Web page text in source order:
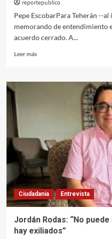
reportepublico
Pepe EscobarPara Teherán --
memorando de entendimiento
acuerdo cerrado. A...
Leer másLeer
Irán
realmente
en
el
frente
diplomático?
Ciudadania Entrevista
Jordán Rodas: “No
hay exiliados”